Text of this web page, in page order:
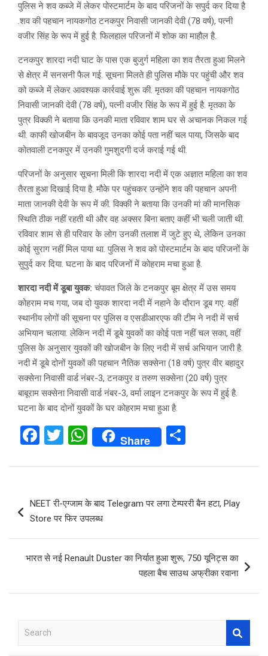
पुलिस ने शव कब्जे में लेकर पोस्टमार्टम के बाद परिजनों के सपुर्द कर दिया है
.शव की पहचान नायकगोठ टनकपुर निवासी जानकी देवी (78 वर्ष), पत्नी
वजीर सिंह के रूप में हुई है. फिलहाल परिजनों में शोक का माहौल है.
टनकपुर शारदा नदी घाट के पास एक बुजुर्ग महिला का शव तैरता हुआ मिलने
से क्षेत्र में सनसनी फैल गई. सूचना मिलते ही पुलिस मौके पर पहुंची और शव
को कब्जे में लेकर आवश्यक कार्रवाई शुरू की. मृतका की पहचान नायकगोठ
निवासी जानकी देवी (78 वर्ष), पत्नी वजीर सिंह के रूप में हुई है. मृतका के
पुत्र विक्की ने बताया कि उनकी माता रविवार शाम घर से अचानक निकल गई
थी. काफी खोजबीन के बावजूद उनका कोई पता नहीं चल पाया, जिसके बाद
कोतवाली टनकपुर में उनकी गुमशुदगी दर्ज कराई गई थी.
परिजनों के अनुसार सूचना मिली कि शारदा नदी में एक अज्ञात महिला का शव
तैरता हुआ दिखाई दिया है. मौके पर पहुंचकर उन्होंने शव की पहचान अपनी
माता जानकी देवी के रूप में की. विक्की ने बताया कि उनकी मां की मानसिक
स्थिति ठीक नहीं रहती थी और वह अक्सर बिना बताए कहीं भी चली जाती थी.
रविवार शाम से ही परिवार के लोग उनकी तलाश में जुटे हुए थे, लेकिन उनका
कोई सुराग नहीं मिल पाया था. पुलिस ने शव को पोस्टमार्टम के बाद परिजनों के
सुपुर्द कर दिया. घटना के बाद परिजनों में कोहराम मचा हुआ है.
शारदा नदी में डूबा युवक: चंपावत जिले के टनकपुर बूम क्षेत्र में उस समय
कोहराम मच गया, जब दो युवक शारदा नदी में नहाने के दौरान डूब गए. वहीं
स्थानीय लोगों की सूचना पर पुलिस व एसडीआरएफ की टीम ने नदी में सर्च
अभियान चलाया. लेकिन नदी में डूबे युवकों का कोई पता नहीं चल सका, वहीं
पुलिस के अनुसार युवकों की खोजबीन के लिए नदी में सर्च अभियान जारी है.
नदी में डूबे दोनों युवकों की पहचान नैतिक सक्सेना (18 वर्ष) पुत्र वीर बहादुर
सक्सेना निवासी वार्ड नंबर-3, टनकपुर व तरुण सक्सेना (20 वर्ष) पुत्र
बाबूराम सक्सेना निवासी वार्ड नंबर-3, वर्मा लाइन टनकपुर के रूप में हुई है.
घटना के बाद दोनों युवकों के घर कोहराम मचा हुआ है.
F
ce
o
k
T
tt
W
at
A
p
Share
ar
e
navigation
NEET री-एग्जाम के बाद Telegram पर लगा टेम्पररी बैन हटा, Play
Store पर फिर उपलब्ध
भारत से नई Renault Duster का निर्यात हुआ शुरू, 750 यूनिट्स का
पहला बैच साउथ अफ्रीका रवाना